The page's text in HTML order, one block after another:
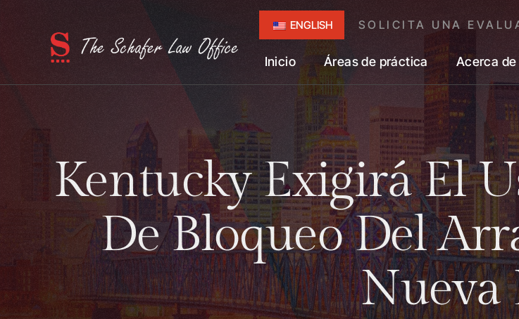
ENGLISH SOLICITA UNA
Inicio Áreas de práctica Acerca de
Kentucky Exigirá El
De Bloqueo Del
Nueva